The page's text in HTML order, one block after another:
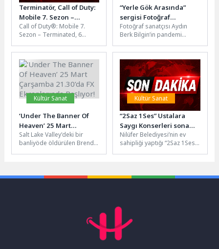
Terminatör, Call of Duty:
Mobile 7. Sezon –
Terminated ile Geliyor
Call of Duty®: Mobile 7.
Sezon – Terminated, 6
makineler kontrolü ele
alacak....
“Yerle Gök Arasında”
sergisi Fotoğraf
Müzesi’nde kapılarını
açtı
Fotoğraf sanatçısı Aydın
Berk Bilgin’in pandemi
kurduğu içsel bağı yansıtan
“Yer Gök Arasında”...
Kültür Sanat
‘Under The Banner Of
Heaven’ 25 Mart
Çarşamba 21.30’da FX
Ekranlarında Başlıyor!
Salt Lake Valley'deki bir
banliyöde öldürülen Brenda
Kültür Sanat
“2Saz 1Ses” Ustalara
Saygı Konserleri sona
erdi
Nilüfer Belediyesi’nin ev
sahipliği yaptığı “2Saz 1Ses: